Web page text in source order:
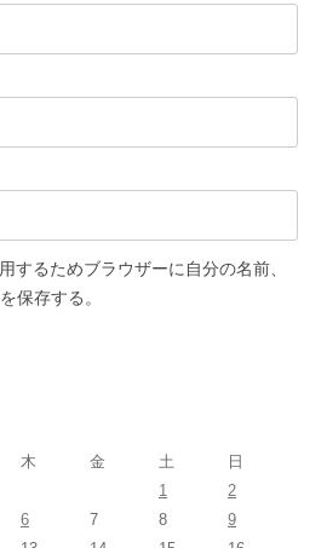
するためブラウザーに自分の名前、
保存する。
木 金 土
日
1
2
6 7 8
9